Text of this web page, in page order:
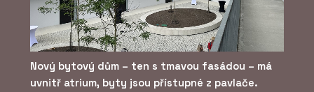
Nový bytový dům – ten s tmavou fasádou – má
uvnitř atrium, byty jsou přístupné z pavlače.